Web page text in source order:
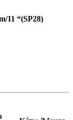
11 “(SP28)